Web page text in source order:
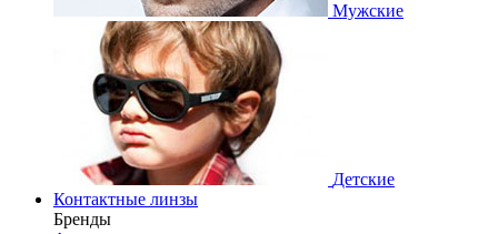
Мужские
Детские
Контактные линзы
Бренды